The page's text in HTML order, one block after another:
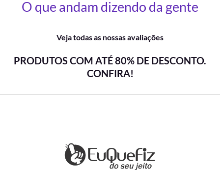
O que andam dizendo da gente
Veja todas as nossas avaliações
PRODUTOS COM ATÉ 80% DE DESCONTO.
CONFIRA!